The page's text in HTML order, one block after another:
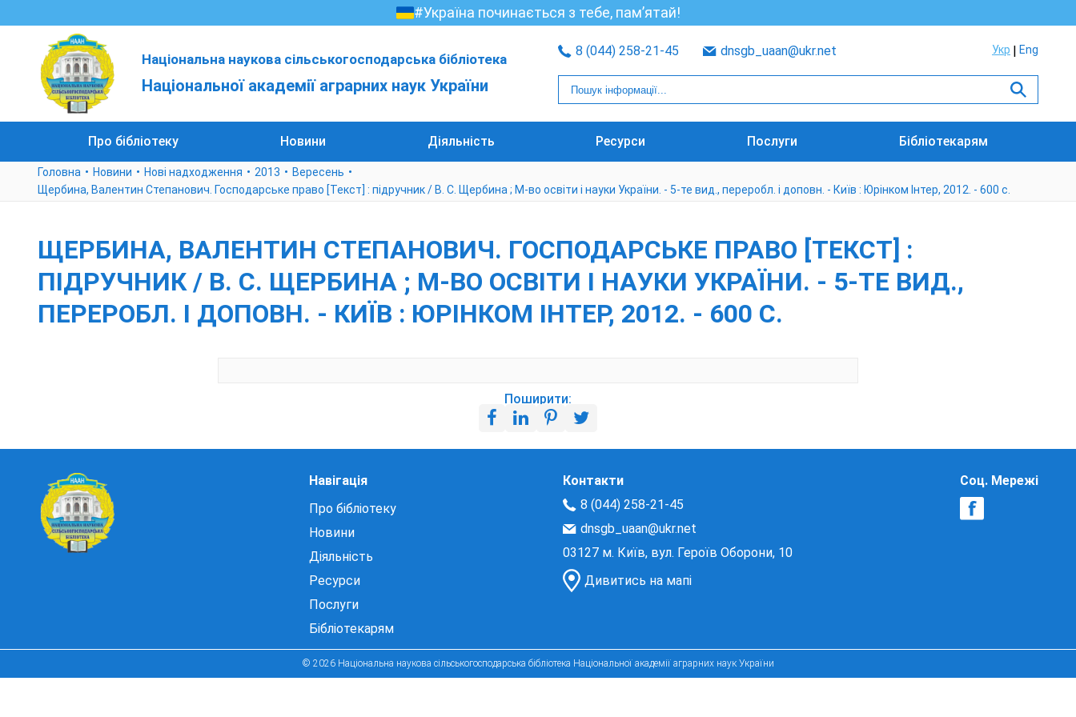
#Україна починається з тебе, пам’ятай!
Національна наукова сільськогосподарська бібліотека
Національної академії аграрних наук України
8 (044) 258-21-45 dnsgb_uaan@ukr.net Укр Eng
Про бібліотеку Новини Діяльність Ресурси Послуги Бібліотекарям
Головна Новини Нові надходження 2013
Вересень
Щербина, Валентин Степанович. Господарське право [Текст] : підручник / В. С. Щербина ; М-во освіти і науки України. - 5-те вид., переробл. і доповн. - Київ : Юрінком Інтер, 2012. - 600 с.
ЩЕРБИНА, ВАЛЕНТИН СТЕПАНОВИЧ. ГОСПОДАРСЬКЕ ПРАВО [ТЕКСТ] :
ПІДРУЧНИК / В. С. ЩЕРБИНА ; М-ВО ОСВІТИ І НАУКИ УКРАЇНИ. - 5-ТЕ ВИД.,
ПЕРЕРОБЛ. І ДОПОВН. - КИЇВ : ЮРІНКОМ ІНТЕР, 2012. - 600 С.
Поширити:
Навігація
Про бібліотеку
Новини
Діяльність
Ресурси
Послуги
Бібліотекарям
Контакти
8 (044) 258-21-45
dnsgb_uaan@ukr.net
03127 м. Київ, вул. Героїв Оборони, 10
Дивитись на мапі
Соц. Мережі
© 2026 Національна наукова сільськогосподарська бібліотека Національної академії аграрних наук України